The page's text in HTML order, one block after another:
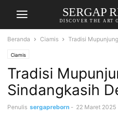
SERGAP
DISCOVER THE ART
Beranda Ciamis Tradisi
Ciamis
Tradisi
Sindangkasih
Penulis sergapreborn - 22 Maret 2025